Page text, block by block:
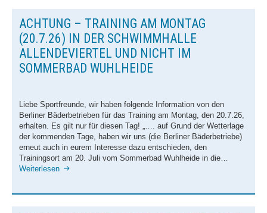
Über uns
Das „Who is Who“
News
Baumschulenweg
News
Trainingszeiten
Sportforum
Hohenschönhausen
News
ACHTUNG – TRAINING AM MONTAG
(20.7.26) IN DER SCHWIMMHALLE
ALLENDEVIERTEL UND NICHT IM
SOMMERBAD WUHLHEIDE
Liebe Sportfreunde, wir haben folgende Information von den
Berliner Bäderbetrieben für das Training am Montag, den 20.7.26,
erhalten. Es gilt nur für diesen Tag! „…. auf Grund der Wetterlage
der kommenden Tage, haben wir uns (die Berliner Bäderbetriebe)
erneut auch in eurem Interesse dazu entschieden, den
Trainingsort am 20. Juli vom Sommerbad Wuhlheide in die…
Weiterlesen ACHTUNG